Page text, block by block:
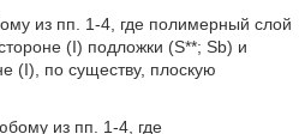
из пп. 1-4, где полимерный слой
(I) подложки (S**; Sb) и
(I), по существу, плоскую
из пп. 1-4, где